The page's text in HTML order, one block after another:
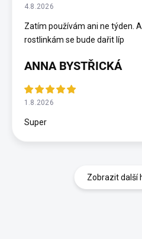
4.8.2026
Zatím používám ani ne týden.
rostlinkám se bude dařit líp
ANNA BYSTŘICKÁ
1.8.2026
Super
Zobrazit další